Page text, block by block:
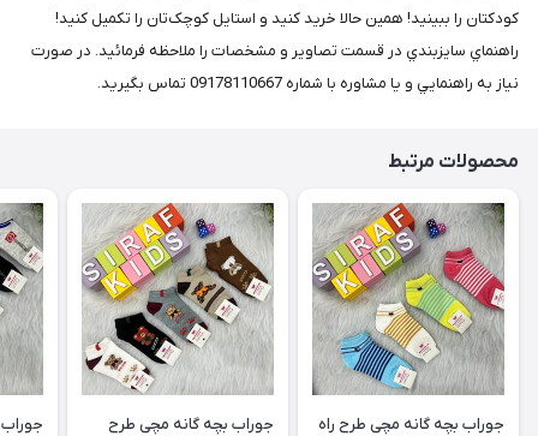
کودکتان را ببینید! همین حالا خرید کنید و استایل کوچک‌تان را تکمیل کنید!
راهنماي سايزبندي در قسمت تصاوير و مشخصات را ملاحظه فرمائيد. در صورت
نياز به راهنمايي و يا مشاوره با شماره 09178110667 تماس بگيريد.
محصولات مرتبط
جوراب بچه گانه مچی طرح راه
جوراب بچه گانه مچی طرح